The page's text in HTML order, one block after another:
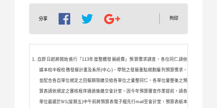
分享 列印
自即日起將開始進行「113年度整體發展經費」預算需求調查，各位同仁請依
據本校中程校務發展計畫及系所(中心)、學院之發展重點規劃編列預算需求，
並配合各自單位規定之回報期限繳交給各單位之彙整同仁，各單位彙整後之預
算表請依規定之審核程序通過後繳交會計室。因今年預算審查作業提前，請各
單位最遲於9/1(星期五)中午前將預算表電子檔先行mail至會計室，預算表紙本